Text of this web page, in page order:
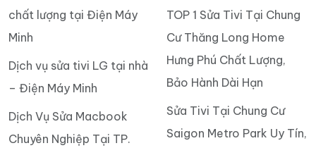
chất lượng tại Điện Máy
Minh
Dịch vụ sửa tivi LG tại nhà
– Điện Máy Minh
Dịch Vụ Sửa Macbook
Chuyên Nghiệp Tại TP.
TOP 1 Sửa Tivi Tại Chung
Cư Thăng Long Home
Hưng Phú Chất Lượng,
Bảo Hành Dài Hạn
Sửa Tivi Tại Chung Cư
Saigon Metro Park Uy Tín,